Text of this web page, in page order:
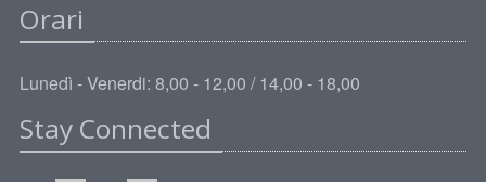
Orari
Lunedì - Venerdi: 8,00 - 12,00 / 14,00 - 18,00
Stay Connected